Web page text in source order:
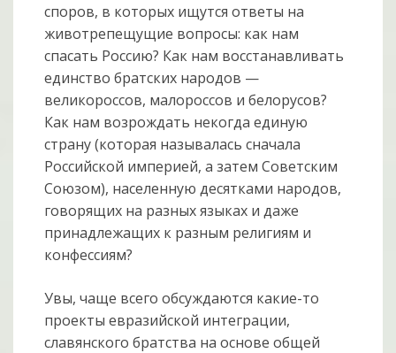
споров, в которых ищутся ответы на
животрепещущие вопросы: как нам
спасать Россию? Как нам восстанавливать
единство братских народов —
великороссов, малороссов и белорусов?
Как нам возрождать некогда единую
страну (которая называлась сначала
Российской империей, а затем Советским
Союзом), населенную десятками народов,
говорящих на разных языках и даже
принадлежащих к разным религиям и
конфессиям?
Увы, чаще всего обсуждаются какие-то
проекты евразийской интеграции,
славянского братства на основе общей